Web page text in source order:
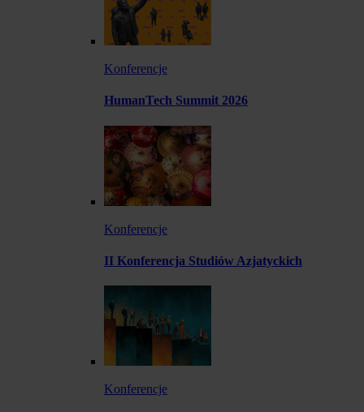
Konferencje
HumanTech Summit 2026
Konferencje
II Konferencja Studiów Azjatyckich
Konferencje